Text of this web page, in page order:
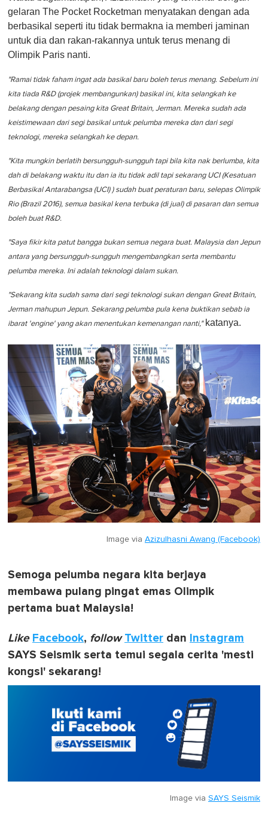
gelaran The Pocket Rocketman menyatakan dengan ada
berbasikal seperti itu tidak bermakna ia memberi jaminan
untuk dia dan rakan-rakannya untuk terus menang di
Olimpik Paris nanti.
"Ramai tidak faham ingat ada basikal baru boleh terus menang. Sebelum ini
kita tiada R&D (projek membangunkan) basikal ini, kita selangkah ke
belakang dengan pesaing kita Great Britain, Jerman. Mereka sudah ada
keistimewaan dari segi basikal untuk pelumba mereka dan dari segi
teknologi, mereka selangkah ke depan.
"Kita mungkin berlatih bersungguh-sungguh tapi bila kita nak berlumba, kita
dah di belakang waktu itu dan ia itu tidak adil tapi sekarang UCI (Kesatuan
Berbasikal Antarabangsa (UCI) ) sudah buat peraturan baru, selepas Olimpik
Rio (Brazil 2016), semua basikal kena terbuka (di jual) di pasaran dan semua
boleh buat R&D.
"Saya fikir kita patut bangga bukan semua negara buat. Malaysia dan Jepun
antara yang bersungguh-sungguh mengembangkan serta membantu
pelumba mereka. Ini adalah teknologi dalam sukan.
"Sekarang kita sudah sama dari segi teknologi sukan dengan Great Britain,
Jerman mahupun Jepun. Sekarang pelumba pula kena buktikan sebab ia
ibarat 'engine' yang akan menentukan kemenangan nanti,"katanya.
Image via Azizulhasni Awang (Facebook)
Semoga pelumba negara kita berjaya
membawa pulang pingat emas Olimpik
pertama buat Malaysia!
Like Facebook, follow Twitter dan Instagram
SAYS Seismik serta temui segala cerita 'mesti
kongsi' sekarang!
Image via SAYS Seismik